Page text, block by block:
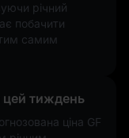
річний
побачити
самим
цей тиждень
ціна GF